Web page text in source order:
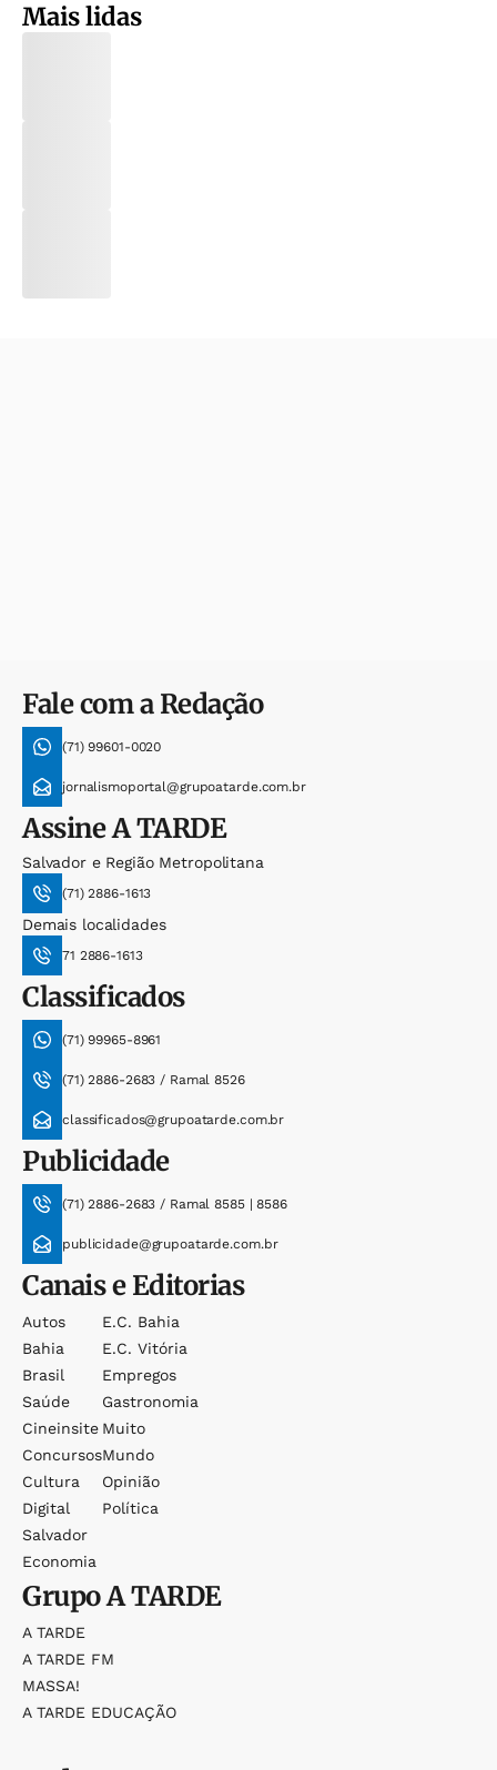
Mais lidas
Fale com a Redação
(71) 99601-0020
jornalismoportal@grupoatarde.com.br
AssineA TARDE
Salvador e Região Metropolitana
(71) 2886-1613
Demais localidades
71 2886-1613
Classificados
(71) 99965-8961
(71) 2886-2683 / Ramal 8526
classificados@grupoatarde.com.br
Publicidade
(71) 2886-2683 / Ramal 8585 | 8586
publicidade@grupoatarde.com.br
Canais e Editorias
Autos
Bahia
Brasil
Saúde
Cineinsite
Concursos
Cultura
Digital
Salvador
Economia
E.c. Bahia
E.c. Vitória
Empregos
Gastronomia
Muito
Mundo
Opinião
Política
GrupoA TARDE
A TARDE
A TARDE FM
MASSA!
A TARDE EDUCAÇÃO